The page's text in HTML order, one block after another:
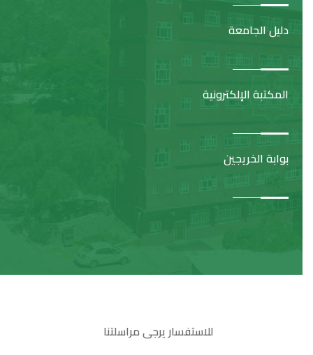
ح
ق
ف
ا
غ
ا
دليل الجامعة
المكتبة الإلكترونية
بوابة الخريجين
للاستفسار يرجى مراسلتنا